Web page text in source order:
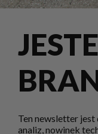
Ten newsletter
analiz, nowinek